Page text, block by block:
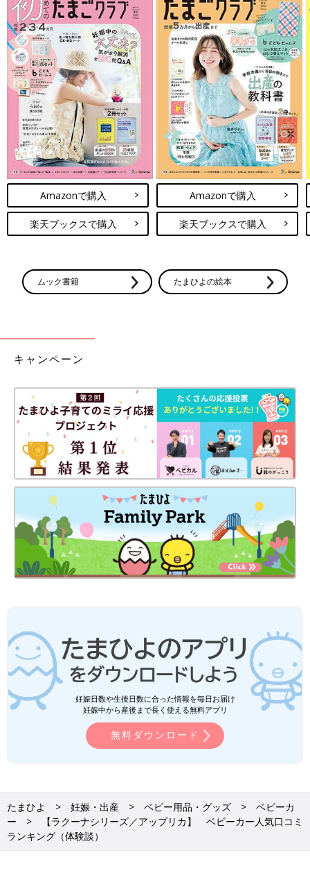
自宅までの環境状況
段差あり
普段の収納方法
折りたたんで収納する
we76878d5d-349（2025/1）
ぴんちょす さん
（生後４～７カ月ベビー／35才以上～39才ママ）
【ラクーナ クッション フリー】
振動軽減機能と、左右に動かせることが購入の決め手です！赤ち
ゃんを乗せたまま玄関前の段差を越えるのが心配で、体重もまだ
重くないので、お散歩は抱っこ紐です。ベビーカーはもっぱらシ
ョッピングモールで使っています。じいじばあばが押せるのも
GOOD！
使用期間
生後1カ月～現在も使用中
主な交通手段
自家用車
主に使用する人
自宅までの環境状況
we76878d5d-1352（2025/1）
ざき さん
（生後０～３カ月ベビー／25才以上～29才ママ）
【ラクーナ クッション フリー】
購入の決め手は、店頭で実際に動かしてみて小回りが聞くところ
や、横にも移動する最新技術がいいなと思った。大型ショップに
行った際に使用したが、手芸屋さんに行った際、狭い通路も横に
動くことでスムーズに移動ができた。
居住地域
山口県
主に使用する人
ママとパパ
自宅までの環境状況
階段利用
普段の収納方法
折りたたんで収納する
we76878d5d-1527（2025/1）
【ラクーナ クッション フリー】
購入の決め手は、ママ1人でも持ち運びができるように軽さの重
視と、マンションの敷地が狭いので小回りがきくのがポイントだ
Amazonで購入
楽天ブックスで購入
Amazonで購入
楽天ブックスで購入
ムック書籍 たまひよの絵本
キャンペーン
妊娠日数や生後日数に合った情報を毎日お届け
妊娠中から産後まで長く使える無料アプリ
無料ダウンロード
たまひよ 妊娠・出産 ベビー用品・グッズ
ベビーカ
ー
【ラクーナシリーズ／アップリカ】 ベビーカー人気口コミ
ランキング（体験談）